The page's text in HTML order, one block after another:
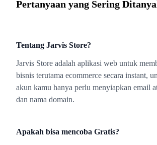
Pertanyaan yang Sering
Tentang Jarvis Store?
Jarvis Store adalah aplikasi web untuk
bisnis terutama ecommerce secara instant,
akun kamu hanya perlu menyiapkan email
dan nama domain.
Apakah bisa mencoba Gratis?